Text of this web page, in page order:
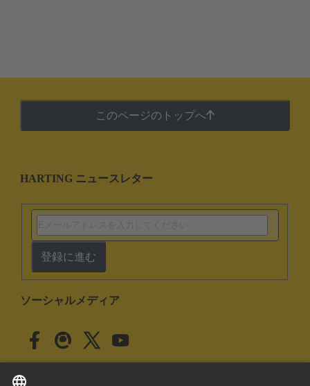
このページのトップへ
HARTING ニュースレター
登録に進む
ソーシャルメディア